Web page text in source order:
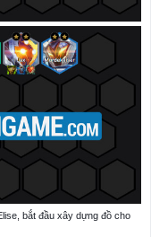
bắt đầu xây dựng đồ cho